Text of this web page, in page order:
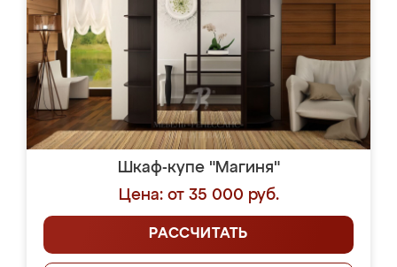
Шкаф-купе "Магиня"
Цена: от 35 000 руб.
РАССЧИТАТЬ